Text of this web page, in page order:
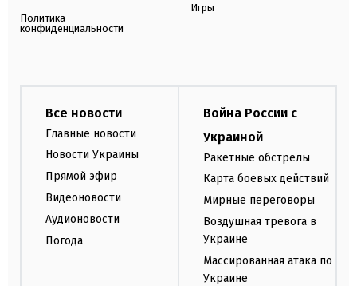
Политика
конфиденциальности
Игры
Все новости
Главные новости
Новости Украины
Прямой эфир
Видеоновости
Аудионовости
Погода
Война России с
Украиной
Ракетные обстрелы
Карта боевых действий
Мирные переговоры
Воздушная тревога в
Украине
Массированная атака по
Украине